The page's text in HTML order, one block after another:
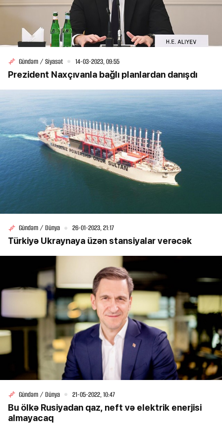
Gündəm / Siyasət 14-03-2023, 09:55
Prezident Naxçıvanla bağlı planlardan danışdı
Gündəm / Dünya 26-01-2023, 21:17
Türkiyə Ukraynaya üzən stansiyalar verəcək
Gündəm / Dünya 21-05-2022, 10:47
Bu ölkə Rusiyadan qaz, neft və elektrik enerjisi
almayacaq